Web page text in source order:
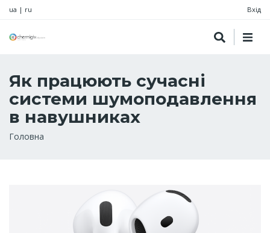
ua | ru Вхід
Як працюють сучасні
системи шумоподавлення
в навушниках
Рядок
Головна